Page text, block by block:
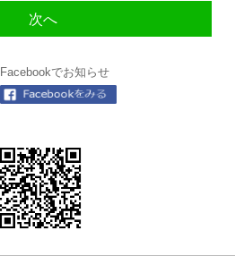
Facebookでお知らせ